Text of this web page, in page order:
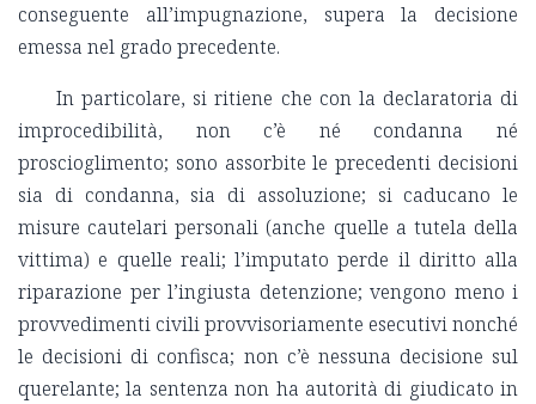
conseguente all’impugnazione, supera la decisione
emessa nel grado precedente.
In particolare, si ritiene che con la declaratoria di
improcedibilità, non c’è né condanna né
proscioglimento; sono assorbite le precedenti decisioni
sia di condanna, sia di assoluzione; si caducano le
misure cautelari personali (anche quelle a tutela della
vittima) e quelle reali; l’imputato perde il diritto alla
riparazione per l’ingiusta detenzione; vengono meno i
provvedimenti civili provvisoriamente esecutivi nonché
le decisioni di confisca; non c’è nessuna decisione sul
querelante; la sentenza non ha autorità di giudicato in